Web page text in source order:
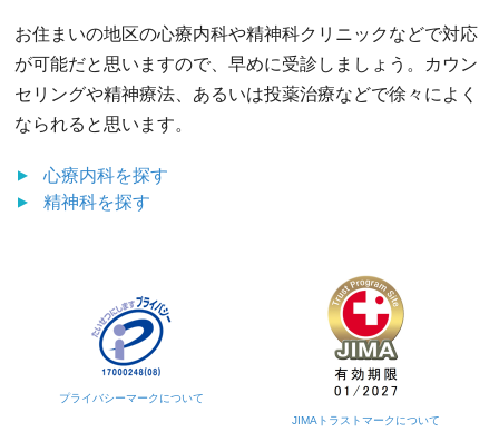
お住まいの地区の心療内科や精神科クリニックなどで対応
が可能だと思いますので、早めに受診しましょう。カウン
セリングや精神療法、あるいは投薬治療などで徐々によく
なられると思います。
心療内科を探す
精神科を探す